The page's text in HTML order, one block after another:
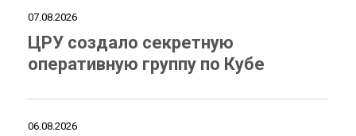
07.08.2026
ЦРУ создало секретную
оперативную группу по Кубе
06.08.2026